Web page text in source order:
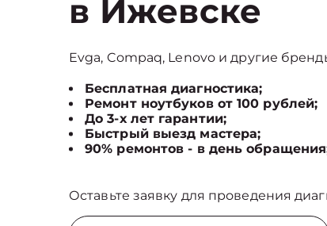
в Ижевске
Evga, Compaq, Lenovo и другие
Бесплатная диагностика;
Ремонт ноутбуков от 100 рублей;
До 3-х лет гарантии;
Быстрый выезд мастера;
90% ремонтов - в день
Оставьте заявку для проведения